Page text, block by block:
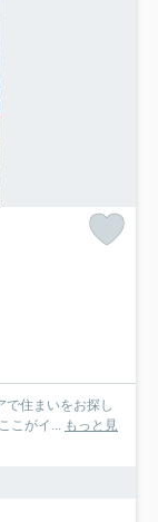
で住まいをお探し
こがイ... もっと見